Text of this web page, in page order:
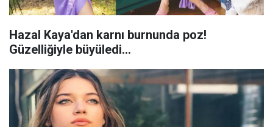
Hazal Kaya'dan karnı burnunda poz!
Güzelliğiyle büyüledi…